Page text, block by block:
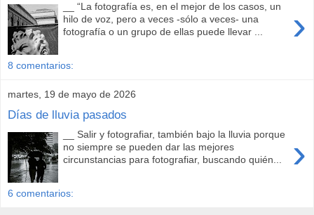
›
__ “La fotografía es, en el mejor de los casos, un
hilo de voz, pero a veces -sólo a veces- una
fotografía o un grupo de ellas puede llevar ...
8 comentarios:
martes, 19 de mayo de 2026
Días de lluvia pasados
›
__ Salir y fotografiar, también bajo la lluvia porque
no siempre se pueden dar las mejores
circunstancias para fotografiar, buscando quién...
6 comentarios: